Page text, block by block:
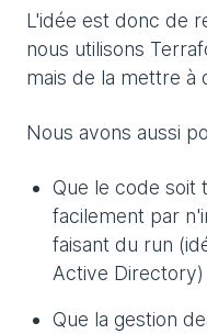
L'idée est donc de
nous utilisons
mais de la mettre à
Nous avons aussi
Que le code soit
facilement par
faisant du run
Active Directory)
Que la gestion